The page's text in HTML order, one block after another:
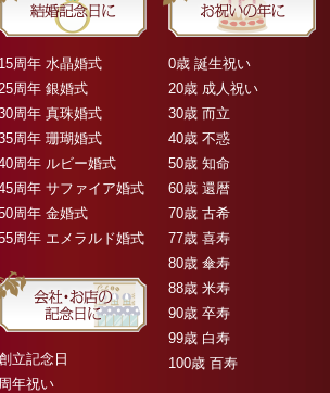
15周年 水晶婚式
25周年 銀婚式
周年 真珠婚式
周年 珊瑚婚式
周年 ルビー婚式
周年 サファイア婚式
周年 金婚式
周年 エメラルド婚式
立記念日
周年祝い
0歳 誕生祝い
20歳 成人祝い
30歳 而立
40歳 不惑
50歳 知命
60歳 還暦
70歳 古希
77歳 喜寿
80歳 傘寿
88歳 米寿
90歳 卒寿
99歳 白寿
100歳 百寿